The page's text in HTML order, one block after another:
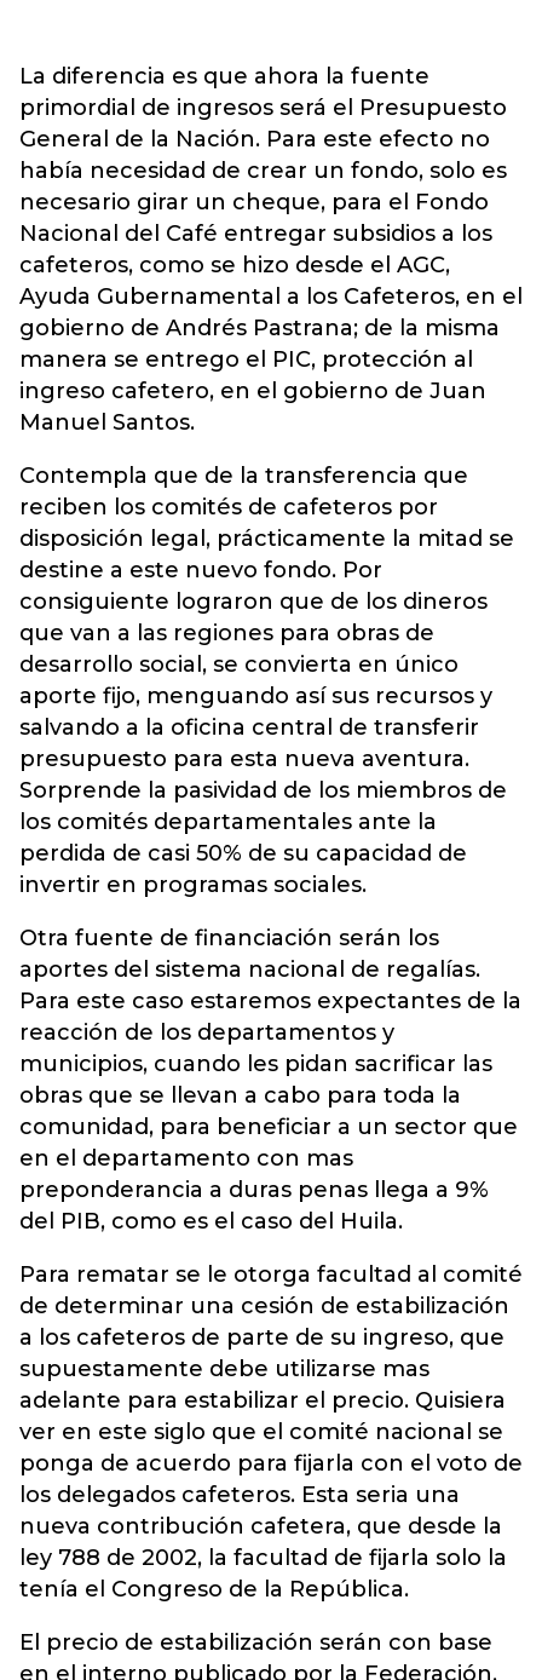
La diferencia es que ahora la fuente
primordial de ingresos será el Presupuesto
General de la Nación. Para este efecto no
había necesidad de crear un fondo, solo es
necesario girar un cheque, para el Fondo
Nacional del Café entregar subsidios a los
cafeteros, como se hizo desde el AGC,
Ayuda Gubernamental a los Cafeteros, en el
gobierno de Andrés Pastrana; de la misma
manera se entrego el PIC, protección al
ingreso cafetero, en el gobierno de Juan
Manuel Santos.
Contempla que de la transferencia que
reciben los comités de cafeteros por
disposición legal, prácticamente la mitad se
destine a este nuevo fondo. Por
consiguiente lograron que de los dineros
que van a las regiones para obras de
desarrollo social, se convierta en único
aporte fijo, menguando así sus recursos y
salvando a la oficina central de transferir
presupuesto para esta nueva aventura.
Sorprende la pasividad de los miembros de
los comités departamentales ante la
perdida de casi 50% de su capacidad de
invertir en programas sociales.
Otra fuente de financiación serán los
aportes del sistema nacional de regalías.
Para este caso estaremos expectantes de la
reacción de los departamentos y
municipios, cuando les pidan sacrificar las
obras que se llevan a cabo para toda la
comunidad, para beneficiar a un sector que
en el departamento con mas
preponderancia a duras penas llega a 9%
del PIB, como es el caso del Huila.
Para rematar se le otorga facultad al comité
de determinar una cesión de estabilización
a los cafeteros de parte de su ingreso, que
supuestamente debe utilizarse mas
adelante para estabilizar el precio. Quisiera
ver en este siglo que el comité nacional se
ponga de acuerdo para fijarla con el voto de
los delegados cafeteros. Esta seria una
nueva contribución cafetera, que desde la
ley 788 de 2002, la facultad de fijarla solo la
tenía el Congreso de la República.
El precio de estabilización serán con base
en el interno publicado por la Federación.